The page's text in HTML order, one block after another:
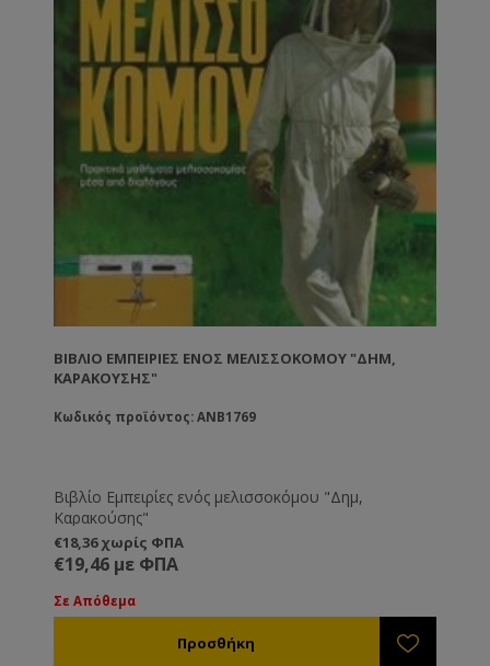
ΒΙΒΛΊΟ ΕΜΠΕΙΡΊΕΣ ΕΝΌΣ ΜΕΛΙΣΣΟΚΌΜΟΥ "ΔΗΜ,
ΚΑΡΑΚΟΎΣΗΣ"
Κωδικός προϊόντος: ANB1769
Βιβλίο Εμπειρίες ενός μελισσοκόμου "Δημ,
Καρακούσης"
€18,36 χωρίς ΦΠΑ
€19,46 με ΦΠΑ
Σε Απόθεμα